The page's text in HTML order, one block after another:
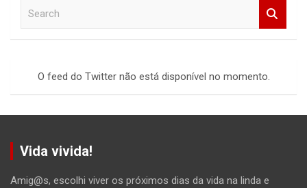
O feed do Twitter não está disponível no momento.
Vida vivida!
Amig@s, escolhi viver os próximos dias da vida na linda e